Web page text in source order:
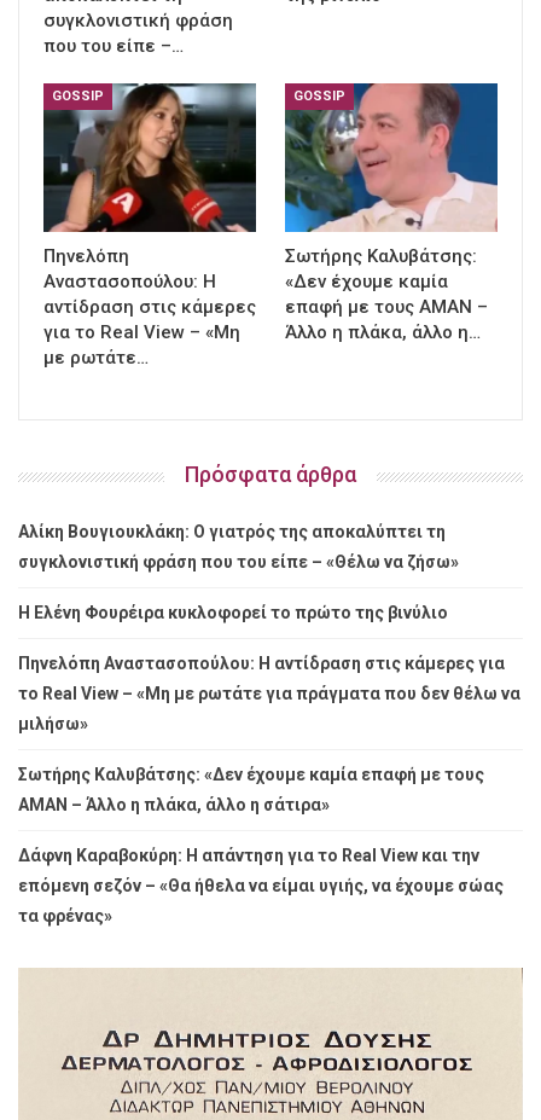
συγκλονιστική φράση
που του είπε –…
GOSSIP
Πηνελόπη
Αναστασοπούλου: Η
αντίδραση στις κάμερες
για το Real View – «Μη
με ρωτάτε…
GOSSIP
Σωτήρης Καλυβάτσης:
«Δεν έχουμε καμία
επαφή με τους ΑΜΑΝ –
Άλλο η πλάκα, άλλο η…
Πρόσφατα άρθρα
Αλίκη Βουγιουκλάκη: Ο γιατρός της αποκαλύπτει τη
συγκλονιστική φράση που του είπε – «Θέλω να ζήσω»
Η Ελένη Φουρέιρα κυκλοφορεί το πρώτο της βινύλιο
Πηνελόπη Αναστασοπούλου: Η αντίδραση στις κάμερες για
το Real View – «Μη με ρωτάτε για πράγματα που δεν θέλω να
μιλήσω»
Σωτήρης Καλυβάτσης: «Δεν έχουμε καμία επαφή με τους
ΑΜΑΝ – Άλλο η πλάκα, άλλο η σάτιρα»
Δάφνη Καραβοκύρη: Η απάντηση για το Real View και την
επόμενη σεζόν – «Θα ήθελα να είμαι υγιής, να έχουμε σώας
τα φρένας»